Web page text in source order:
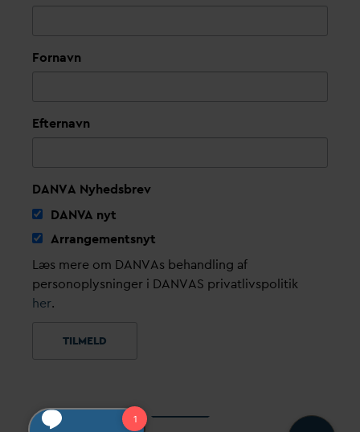
Fornavn
Efternavn
DANVA Nyhedsbrev
DANVA nyt
Arrangementsnyt
Læs mere om DANVAs behandling af
personoplysninger i DANVAS privatlivspolitik
her.